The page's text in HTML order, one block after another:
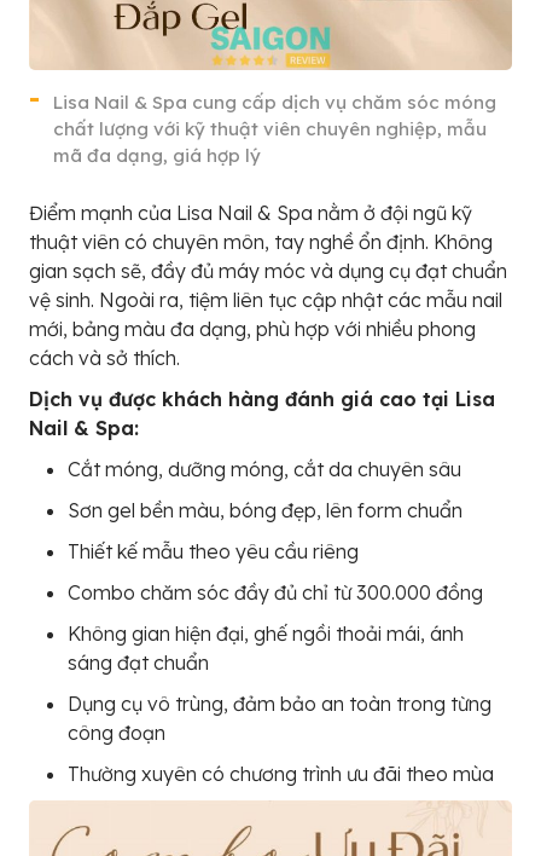
Lisa Nail & Spa cung cấp dịch vụ chăm sóc móng
chất lượng với kỹ thuật viên chuyên nghiệp, mẫu
mã đa dạng, giá hợp lý
Điểm mạnh của Lisa Nail & Spa nằm ở đội ngũ kỹ
thuật viên có chuyên môn, tay nghề ổn định. Không
gian sạch sẽ, đầy đủ máy móc và dụng cụ đạt chuẩn
vệ sinh. Ngoài ra, tiệm liên tục cập nhật các mẫu nail
mới, bảng màu đa dạng, phù hợp với nhiều phong
cách và sở thích.
Dịch vụ được khách hàng đánh giá cao tại Lisa
Nail & Spa:
Cắt móng, dưỡng móng, cắt da chuyên sâu
Sơn gel bền màu, bóng đẹp, lên form chuẩn
Thiết kế mẫu theo yêu cầu riêng
Combo chăm sóc đầy đủ chỉ từ 300.000 đồng
Không gian hiện đại, ghế ngồi thoải mái, ánh
sáng đạt chuẩn
Dụng cụ vô trùng, đảm bảo an toàn trong từng
công đoạn
Thường xuyên có chương trình ưu đãi theo mùa